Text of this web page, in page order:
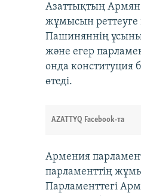
Азаттықтың
жұмысын реттеуге
Пашиняннің
және егер
онда конституция
өтеді.
AZATTYQ Facebook-та
Армения
парламенттің
Парламенттегі